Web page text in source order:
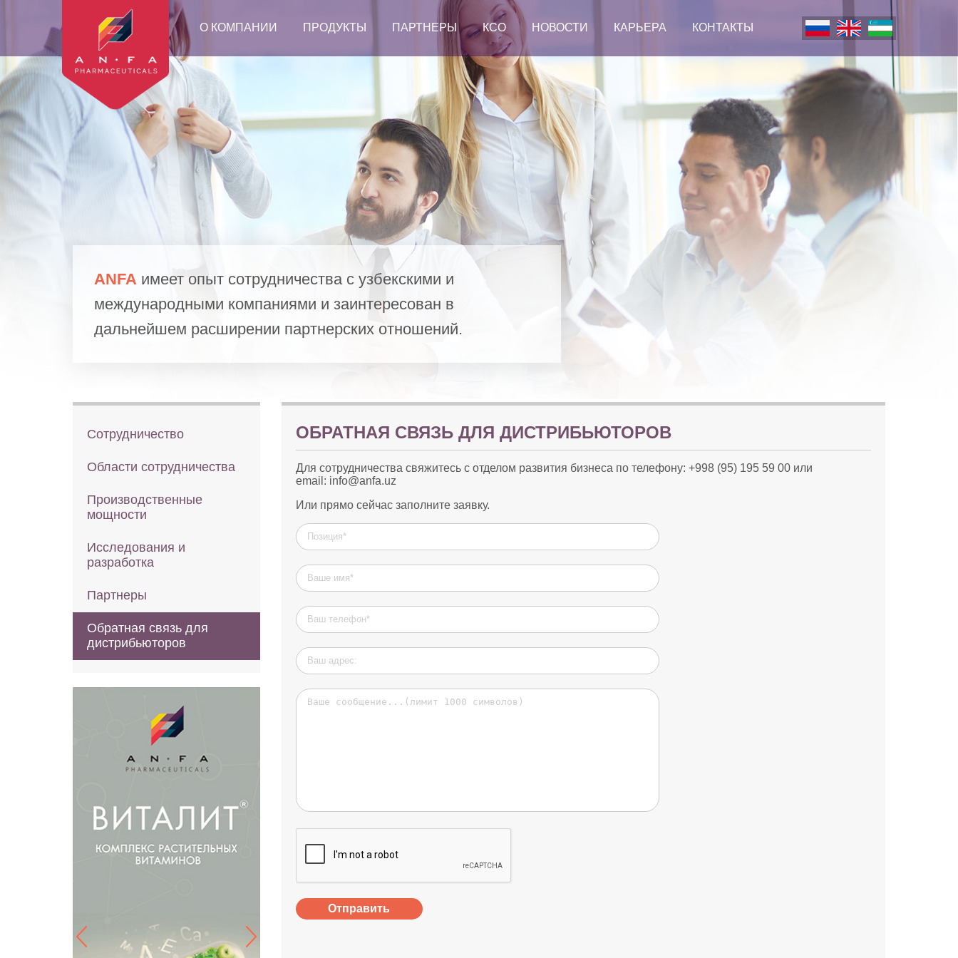
О КОМПАНИИ ПРОДУКТЫ ПАРТНЕРЫ КСО НОВОСТИ КАРЬЕРА КОНТАКТЫ
ANFA имеет опыт сотрудничества с узбекскими и
международными компаниями и заинтересован в
дальнейшем расширении партнерских отношений.
Сотрудничество
Области сотрудничества
Производственные
мощности
Исследования и
разработка
Партнеры
Обратная связь для
дистрибьюторов
ОБРАТНАЯ СВЯЗЬ ДЛЯ ДИСТРИБЬЮТОРОВ
Для сотрудничества свяжитесь с отделом развития бизнеса по телефону: +998 (95) 195 59 00или
email: info@anfa.uz
Или прямо сейчас заполните заявку.